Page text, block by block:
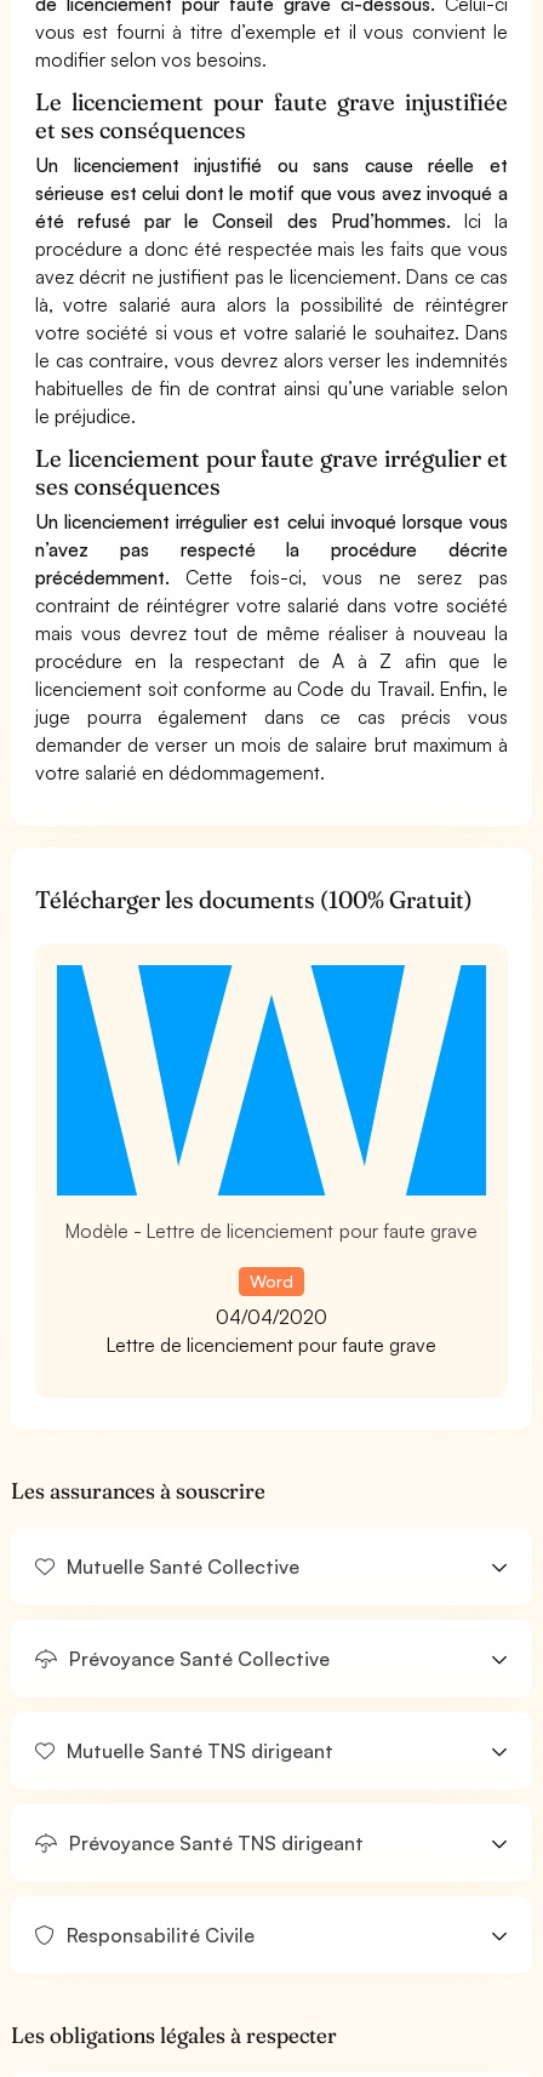
vous est fourni à titre d’exemple et il vous convient le
modifier selon vos besoins.
Le licenciement pour faute grave injustifiée
et ses conséquences
Un licenciement injustifié ou sans cause réelle et
sérieuse est celui dont le motif que vous avez invoqué a
été refusé par le Conseil des Prud’hommes. Ici la
procédure a donc été respectée mais les faits que vous
avez décrit ne justifient pas le licenciement. Dans ce cas
là, votre salarié aura alors la possibilité de réintégrer
votre société si vous et votre salarié le souhaitez. Dans
le cas contraire, vous devrez alors verser les indemnités
habituelles de fin de contrat ainsi qu’une variable selon
le préjudice.
Le licenciement pour faute grave irrégulier et
ses conséquences
Un licenciement irrégulier est celui invoqué lorsque vous
n’avez pas respecté la procédure décrite
précédemment. Cette fois-ci, vous ne serez pas
contraint de réintégrer votre salarié dans votre société
mais vous devrez tout de même réaliser à nouveau la
procédure en la respectant de A à Z afin que le
licenciement soit conforme au Code du Travail. Enfin, le
juge pourra également dans ce cas précis vous
demander de verser un mois de salaire brut maximum à
votre salarié en dédommagement.
Télécharger les documents (100% Gratuit)
Modèle - Lettre de licenciement pour faute grave
Word
04/04/2020
Lettre de licenciement pour faute grave
Les assurances à souscrire
Mutuelle Santé Collective
Prévoyance Santé Collective
Mutuelle Santé TNS dirigeant
Prévoyance Santé TNS dirigeant
Responsabilité Civile
Les obligations légales à respecter